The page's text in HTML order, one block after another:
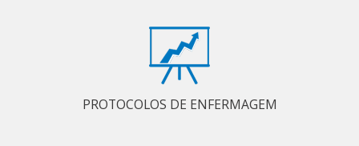
PROTOCOLOS DE ENFERMAGEM